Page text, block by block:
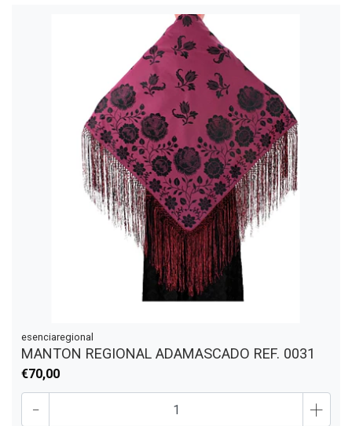
esenciaregional
MANTON REGIONAL ADAMASCADO REF. 0031
€70,00
- +